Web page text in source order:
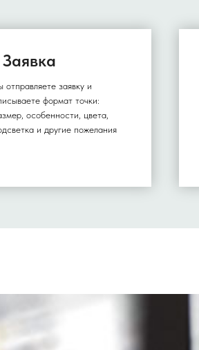
Заявка
отправляете заявку и
формат точки:
особенности, цвета,
и другие пожелания